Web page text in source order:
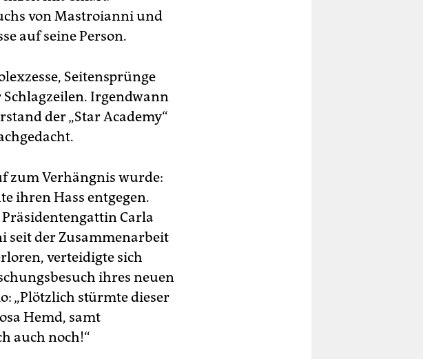
von Mastroianni und
auf seine Person.
Seitensprünge
Irgendwann
der „Star Academy“
zum Verhängnis wurde:
ihren Hass entgegen.
Carla
seit der Zusammenarbeit
verteidigte sich
ihres neuen
„Plötzlich stürmte dieser
Hemd, samt
auch noch!“